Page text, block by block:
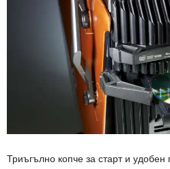
Триъгълно копче за старт и